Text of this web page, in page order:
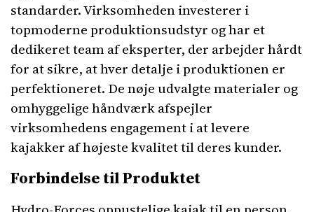
standarder. Virksomheden investerer i
topmoderne produktionsudstyr og har et
dedikeret team af eksperter, der arbejder hårdt
for at sikre, at hver detalje i produktionen er
perfektioneret. De nøje udvalgte materialer og
omhyggelige håndværk afspejler
virksomhedens engagement i at levere
kajakker af højeste kvalitet til deres kunder.
Forbindelse til Produktet